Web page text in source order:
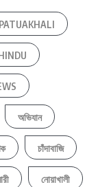
অভিযান
চাঁদাবাজি
নোয়াখালী